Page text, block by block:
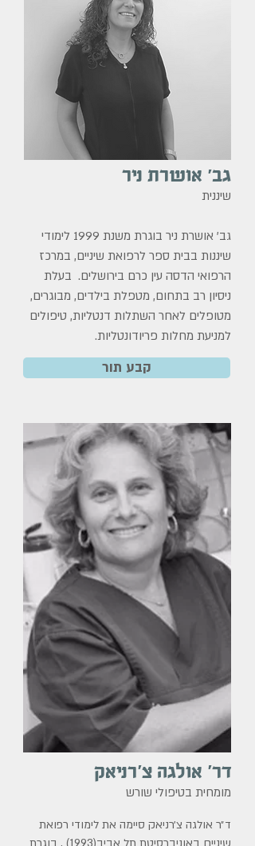
גב׳ אושרת ניר
שיננית
גב' אושרת ניר בוגרת משנת 1999 לימודי
שיננות בבית ספר לרפואת שיניים, במרכז
הרפואי הדסה עין כרם בירושלים. בעלת
ניסיון רב בתחום, מטפלת בילדים, מבוגרים,
מטופלים לאחר השתלות דנטליות, טיפולים
למניעת מחלות פריודונטליות.
קבע תור
דר' אולגה צ'רניאק
מומחית בטיפולי שורש
ד״ר אולגה צ׳רניאק סיימה את לימודי רפואת